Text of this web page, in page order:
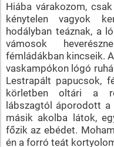
Hiába várakozom,
kénytelen vagyok
hodályban teáznak, a
vámosok
fémládákban kincseik.
vaskampókon lógó
Lestrapált papucsok,
körletben oltári a
lábszagtól áporodott
másik akolba látok,
főzik az ebédet.
én a forró teát